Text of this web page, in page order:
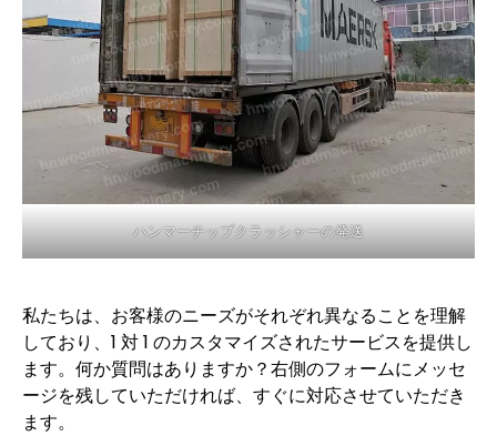
ハンマーチップクラッシャーの発送
私たちは、お客様のニーズがそれぞれ異なることを理解
しており、1 対 1 のカスタマイズされたサービスを提供し
ます。何か質問はありますか？右側のフォームにメッセ
ージを残していただければ、すぐに対応させていただき
ます。